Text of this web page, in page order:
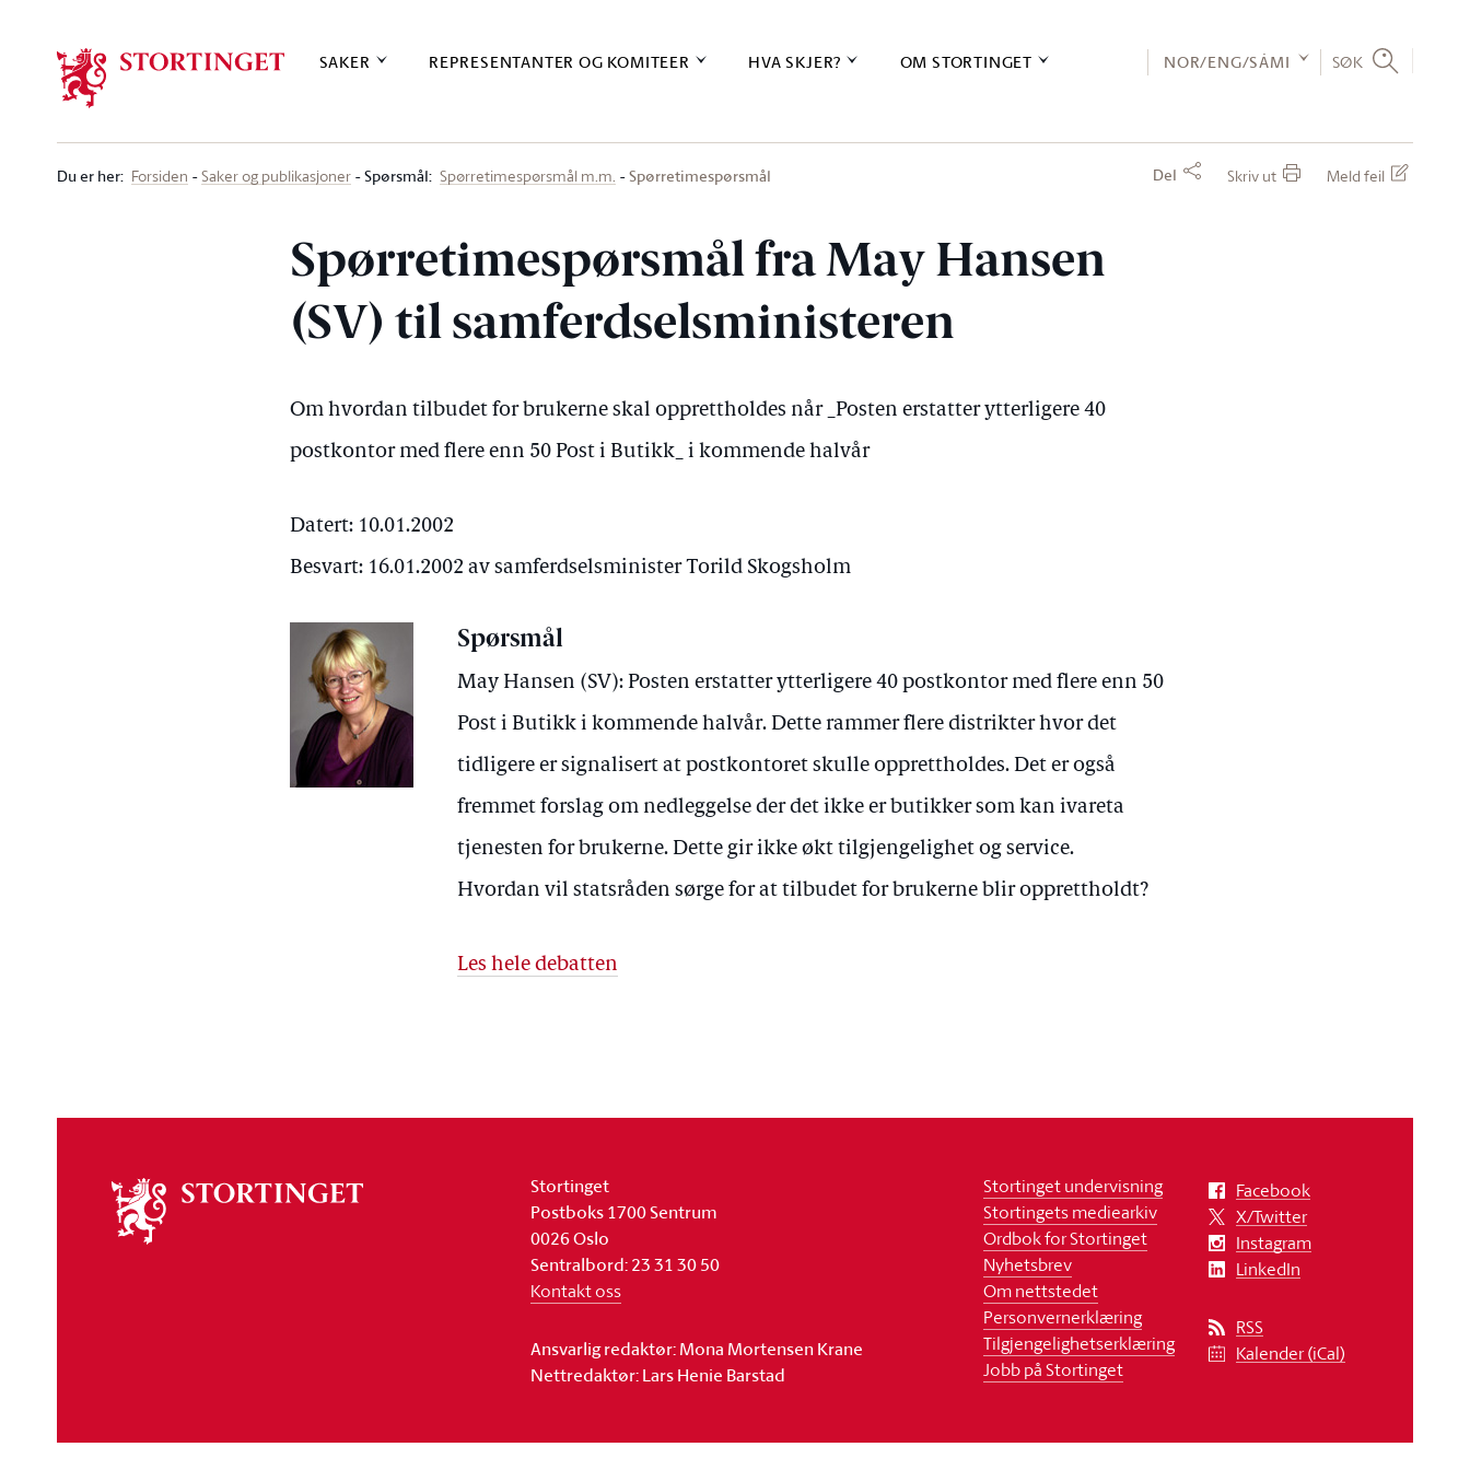
SAKER REPRESENTANTER OG KOMITEER HVA SKJER? OM STORTINGET NOR/ENG/SÁMI SØK
Du er her: Forsiden Saker og publikasjoner Spørsmål: Spørretimespørsmål m.m. Spørretimespørsmål Del Skriv ut Meld feil
Spørretimespørsmål fra May Hansen
(SV) til samferdselsministeren
Om hvordan tilbudet for brukerne skal opprettholdes når _Posten erstatter ytterligere 40
postkontor med flere enn 50 Post i Butikk_ i kommende halvår
Datert: 10.01.2002
Besvart: 16.01.2002 av samferdselsminister Torild Skogsholm
Spørsmål
May Hansen (SV): Posten erstatter ytterligere 40 postkontor med flere enn 50
Post i Butikk i kommende halvår. Dette rammer flere distrikter hvor det
tidligere er signalisert at postkontoret skulle opprettholdes. Det er også
fremmet forslag om nedleggelse der det ikke er butikker som kan ivareta
tjenesten for brukerne. Dette gir ikke økt tilgjengelighet og service.
Hvordan vil statsråden sørge for at tilbudet for brukerne blir opprettholdt?
Les hele debatten
stortinget
Stortinget
Postboks 1700 Sentrum
0026 Oslo
Sentralbord: 23 31 30 50
Kontakt oss
Ansvarlig redaktør: Mona Mortensen Krane
Nettredaktør: Lars Henie Barstad
Stortinget undervisning
Stortingets mediearkiv
Ordbok for Stortinget
Nyhetsbrev
Om nettstedet
Personvernerklæring
Tilgjengelighetserklæring
Jobb på Stortinget
Facebook
X/Twitter
Instagram
LinkedIn
RSS
Kalender (iCal)